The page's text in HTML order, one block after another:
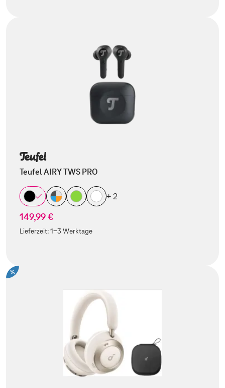
Teufel AIRY TWS PRO
+ 2
149,99 €
Lieferzeit:1-3 Werktage
%